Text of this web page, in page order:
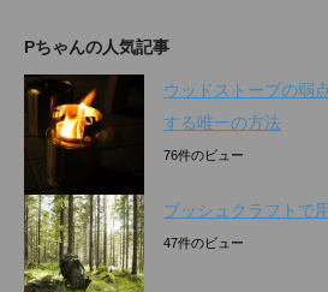
Pちゃんの人気記事
ウッドストーブの弱
する唯一の方法
76件のビュー
ブッシュクラフトで
47件のビュー